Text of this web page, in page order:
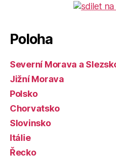
Poloha
Severní Morava a
Jižní Morava
Polsko
Chorvatsko
Slovinsko
Itálie
Řecko